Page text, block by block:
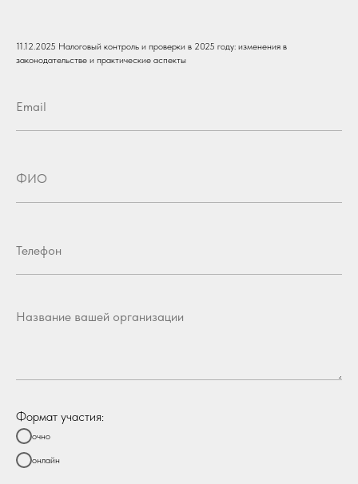
11.12.2025 Налоговый контроль и проверки в 2025 году: изменения в
законодательстве и практические аспекты
Формат участия:
очно
онлайн